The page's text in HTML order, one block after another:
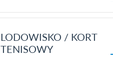
LODOWISKO / KORT
TENISOWY